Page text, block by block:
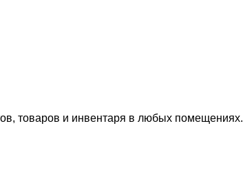
товаров и инвентаря в любых помещениях.